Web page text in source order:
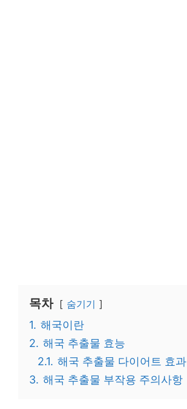
목차 숨기기
1. 해국이란
2. 해국 추출물 효능
2.1. 해국 추출물 다이어트 효과
3. 해국 추출물 부작용 주의사항